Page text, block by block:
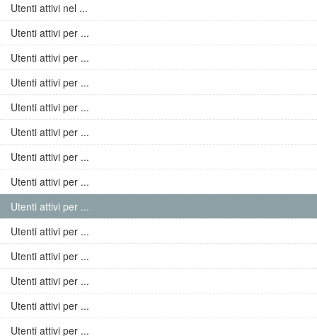
Utenti attivi nel ...
Utenti attivi per ...
Utenti attivi per ...
Utenti attivi per ...
Utenti attivi per ...
Utenti attivi per ...
Utenti attivi per ...
Utenti attivi per ...
Utenti attivi per ...
Utenti attivi per ...
Utenti attivi per ...
Utenti attivi per ...
Utenti attivi per ...
Utenti attivi per ...